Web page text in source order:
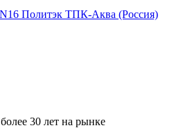
Политэк ТПК-Аква (Россия)
30 лет на рынке